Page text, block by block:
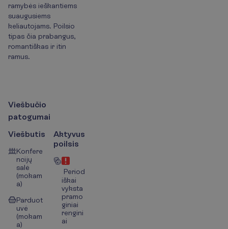
ramybės ieškantiems
suaugusiems
keliautojams. Poilsio
tipas čia prabangus,
romantiškas ir itin
ramus.
Viešbučio
patogumai
Viešbutis
Konfere
ncijų
salė
(mokam
a)
Parduot
uvė
(mokam
a)
Aktyvus
poilsis
Period
iškai
vyksta
pramo
giniai
rengini
ai